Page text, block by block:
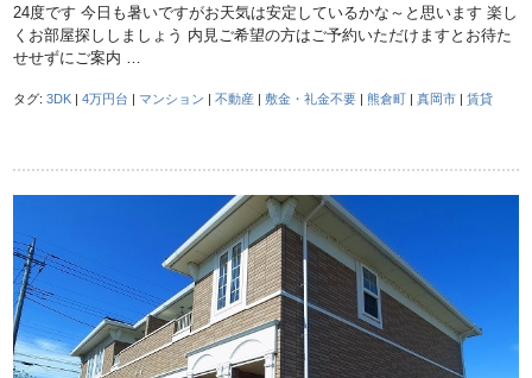
24度です 今日も暑いですがお天気は安定しているかな～と思います 楽し
くお部屋探ししましょう 内見ご希望の方はご予約いただけますとお待た
せせずにご案内 …
タグ:3DK |4万円台 | マンション |不動産 |敷金・礼金不要 |熊倉町 |真岡市 |賃貸